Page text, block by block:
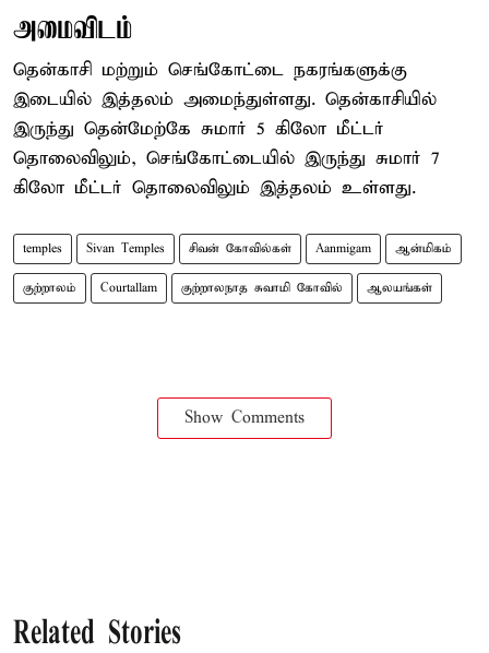
அமைவிடம்
தென்காசி மற்றும் செங்கோட்டை நகரங்களுக்கு
இடையில் இத்தலம் அமைந்துள்ளது. தென்காசியில்
இருந்து தென்மேற்கே சுமார் 5 கிலோ மீட்டர்
தொலைவிலும், செங்கோட்டையில் இருந்து சுமார் 7
கிலோ மீட்டர் தொலைவிலும் இத்தலம் உள்ளது.
temples Sivan Temples சிவன் கோவில்கள் Aanmigam ஆன்மிகம்
குற்றாலம் Courtallam குற்றாலநாத சுவாமி கோவில் ஆலயங்கள்
Show Comments
Related Stories